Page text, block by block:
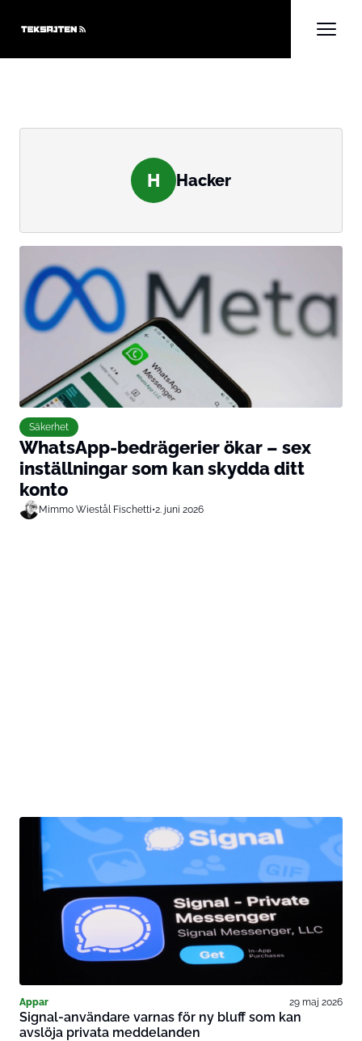
H Hacker
Säkerhet
WhatsApp-bedrägerier ökar – sex
inställningar som kan skydda ditt
konto
Mimmo Wiestål Fischetti•2. juni 2026
Appar 29 maj 2026
Signal-användare varnas för ny bluff som kan
avslöja privata meddelanden